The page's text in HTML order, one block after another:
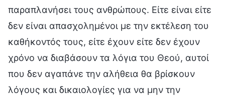
παραπλανήσει τους ανθρώπους. Είτε είναι είτε
δεν είναι απασχολημένοι με την εκτέλεση του
καθήκοντός τους, είτε έχουν είτε δεν έχουν
χρόνο να διαβάσουν τα λόγια του Θεού, αυτοί
που δεν αγαπάνε την αλήθεια θα βρίσκουν
λόγους και δικαιολογίες για να μην την